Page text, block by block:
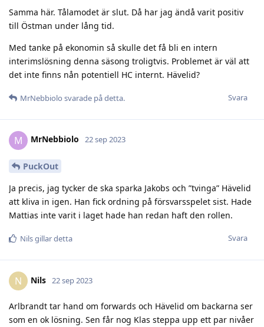
Samma här. Tålamodet är slut. Då har jag ändå varit positiv
till Östman under lång tid.
Med tanke på ekonomin så skulle det få bli en intern
interimslösning denna säsong troligtvis. Problemet är väl att
det inte finns nån potentiell HC internt. Hävelid?
Svara
MrNebbiolo svarade på detta.
M MrNebbiolo 22 sep 2023
PuckOut
Ja precis, jag tycker de ska sparka Jakobs och ”tvinga” Hävelid
att kliva in igen. Han fick ordning på försvarsspelet sist. Hade
Mattias inte varit i laget hade han redan haft den rollen.
Svara
Nilsgillar detta
N Nils 22 sep 2023
Arlbrandt tar hand om forwards och Hävelid om backarna ser
som en ok lösning. Sen får nog Klas steppa upp ett par nivåer